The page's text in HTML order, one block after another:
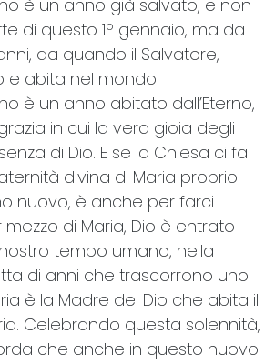
è un anno già salvato, e non
di questo 1º gennaio, ma da
da quando il Salvatore,
e abita nel mondo.
è un anno abitato dall’Eterno,
in cui la vera gioia degli
di Dio. E se la Chiesa ci fa
divina di Maria proprio
nuovo, è anche per farci
di Maria, Dio è entrato
tempo umano, nella
di anni che trascorrono uno
è la Madre del Dio che abita il
Celebrando questa solennità,
che anche in questo nuovo